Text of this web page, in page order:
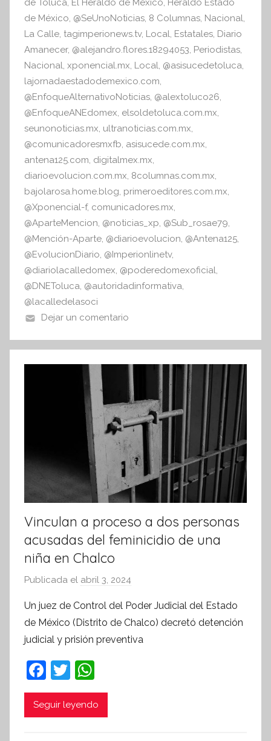
r
m
a
t
v
a
de Toluca, El Heraldo de México, Heraldo Estado
de México, @SeUnoNoticias, 8 Columnas, Nacional,
La Calle, tagimperionews.tv, Local, Estatales, Diario
Amanecer, @alejandro.flores.18294053, Periodistas,
Nacional, xponencial.mx, Local, @asisucedetoluca,
lajornadaestadodemexico.com,
@EnfoqueAlternativoNoticias, @alextoluco26,
@EnfoqueANEdomex, elsoldetoluca.com.mx,
seunonoticias.mx, ultranoticias.com.mx,
@comunicadoresmxfb, asisucede.com.mx,
antena125.com, digitalmex.mx,
diarioevolucion.com.mx, 8columnas.com.mx,
bajolarosa.home.blog, primeroeditores.com.mx,
@Xponencial-f, comunicadores.mx,
@AparteMencion, @noticias_xp, @Sub_rosae79,
@Mención-Aparte, @diarioevolucion, @Antena125,
@EvolucionDiario, @Imperionlinetv,
@diariolacalledomex, @poderedomexoficial,
@DNEToluca, @autoridadinformativa,
@lacalledelasoci
Dejar un comentario
Vinculan a proceso a dos personas
acusadas del feminicidio de una
niña en Chalco
Publicada el abril 3, 2024
r
S
í
Un juez de Control del Poder Judicial del Estado
de México (Distrito de Chalco) decretó detención
judicial y prisión preventiva
F
a
c
T
w
itt
h
at
Seguir leyendo